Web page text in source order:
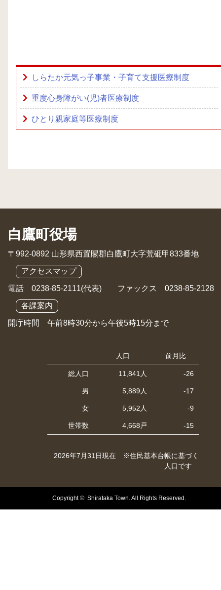
しらたか元気っ子事業・子育て支援医療制度
重度心身障がい(児)者医療制度
ひとり親家庭等医療制度
白鷹町役場
〒992-0892 山形県西置賜郡白鷹町大字荒砥甲833番地
アクセスマップ
電話 0238-85-2111(代表) ファックス 0238-85-2128
各課案内
開庁時間 午前8時30分から午後5時15分まで
人口 前月比
総人口 11,841人 -26
男 5,889人 -17
女 5,952人 -9
世帯数 4,668戸 -15
2026年7月31日現在 ※住民基本台帳に基づく
人口です
Copyright © Shirataka Town. All Rights Reserved.